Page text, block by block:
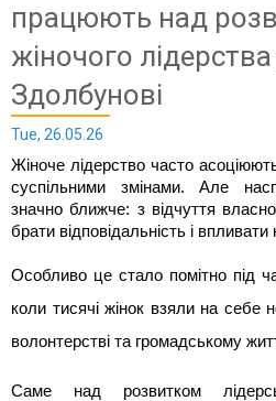
працюють над
жіночого лідерства
Здолбунові
Tue, 26.05.26
Жіноче лідерство часто
суспільними змінами. Але
значно ближче: з відчуття
брати відповідальність і
Особливо це стало помітно під
коли тисячі жінок взяли на себе
волонтерстві та громадському
Саме над розвитком